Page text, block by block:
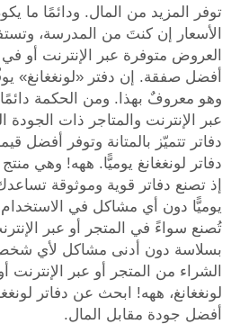
توفر المزيد من المال. ودائمًا ما
الأسعار إن كنتَ من المدرسة،
العروض متوفرة عبر الإنترنت أو
أفضل صفقة. إن دفتر «لونغغانغ»
وهو معروفٌ بهذا. ومن الحكمة دائمًا
عبر الإنترنت والمتاجر ذات
دفاتر تتميّز بالمتانة وتوفر أفضل
دفاتر لونغغانغ يوميًّا. ههه! وهي
إذ تصنع دفاتر قوية وموثوقة
يوميًّا دون أي مشاكل في الاستخدام.
تُصنع سواءً في المتجر أو عبر
بسلاسة دون أدنى مشاكل لأي
الشراء من المتجر أو عبر الإنترنت
لونغغانغ، ههه! ابحث عن دفاتر
أفضل جودة مقابل المال.